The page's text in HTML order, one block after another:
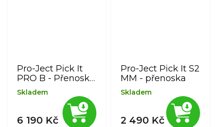
Pro-Ject Pick It
PRO B - Přenoska
typu MM se
symetrickým
zapojením
Skladem
6 190 Kč
Pro-Ject Pick It S2
MM - přenoska
Skladem
2 490 Kč